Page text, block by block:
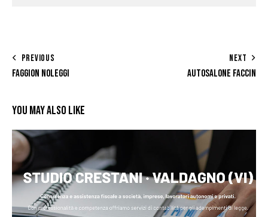
PREVIOUS
FAGGION NOLEGGI
NEXT
AUTOSALONE FACCIN
YOU MAY ALSO LIKE